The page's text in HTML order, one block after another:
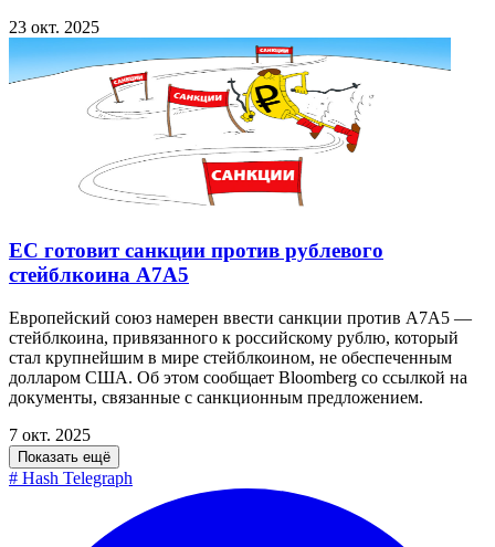
23 окт. 2025
ЕС готовит санкции против рублевого
стейблкоина A7A5
Европейский союз намерен ввести санкции против A7A5 —
стейблкоина, привязанного к российскому рублю, который
стал крупнейшим в мире стейблкоином, не обеспеченным
долларом США. Об этом сообщает Bloomberg со ссылкой на
документы, связанные с санкционным предложением.
7 окт. 2025
Показать ещё
# Hash Telegraph